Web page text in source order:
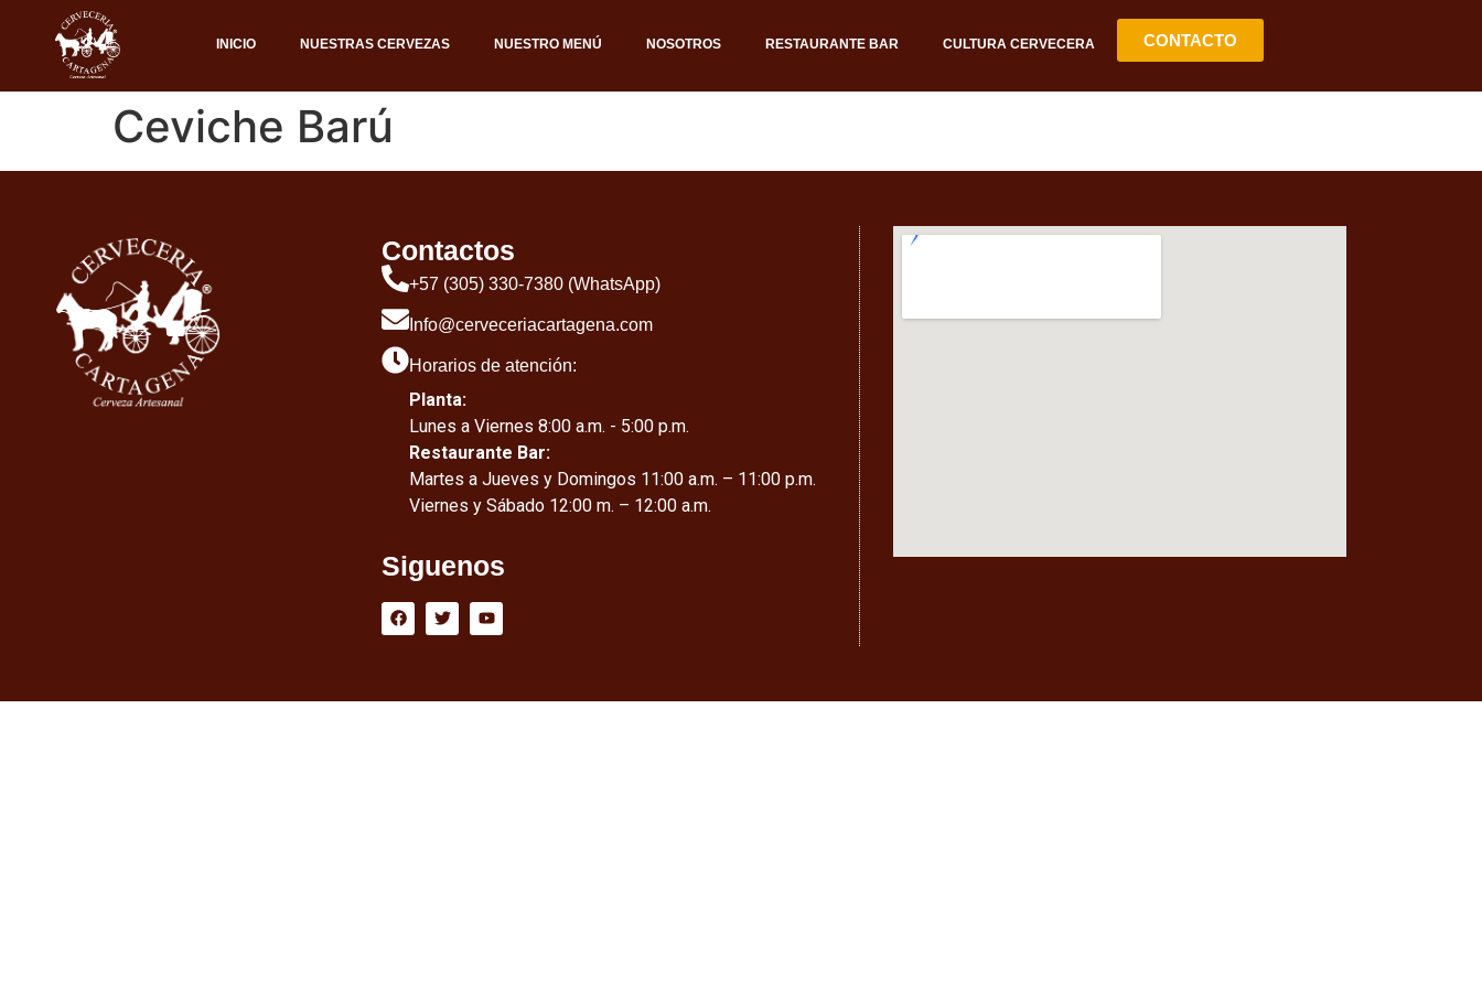
INICIO NUESTRAS CERVEZAS NUESTRO MENÚ NOSOTROS RESTAURANTE BAR CULTURA CERVECERA CONTACTO
Ceviche Barú
Contactos
+57 (305) 330-7380 (WhatsApp)
Info@cerveceriacartagena.com
Horarios de atención:
Planta:
Lunes a Viernes 8:00 a.m. - 5:00 p.m.
Restaurante Bar:
Martes a Jueves y Domingos 11:00 a.m. – 11:00 p.m.
Viernes y Sábado 12:00 m. – 12:00 a.m.
Siguenos